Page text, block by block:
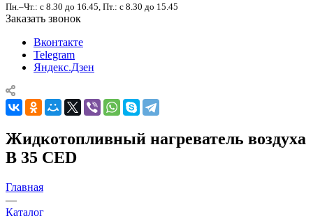
Пн.–Чт.: с 8.30 до 16.45, Пт.: с 8.30 до 15.45
Заказать звонок
Вконтакте
Telegram
Яндекс.Дзен
Жидкотопливный нагреватель воздуха
B 35 CED
Главная
—
Каталог